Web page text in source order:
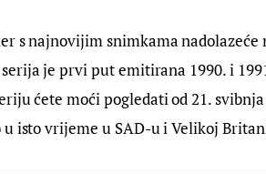
s najnovijim snimkama nadolazeće
je prvi put emitirana 1990. i
ćete moći pogledati od 21.
isto vrijeme u SAD-u i Velikoj